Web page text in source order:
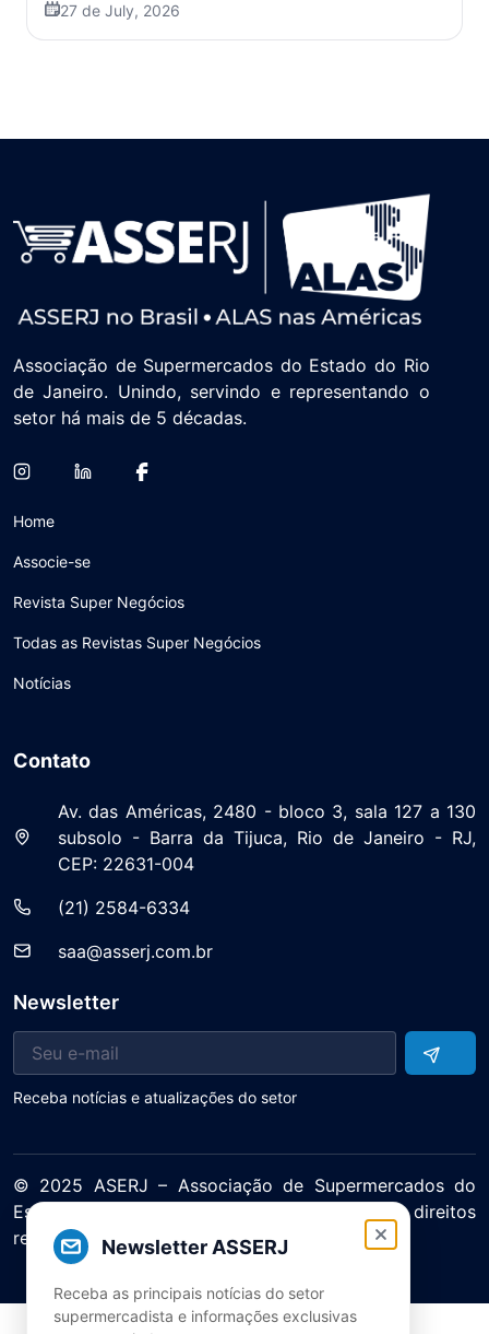
27 de July, 2026
Newsletter ASSERJ
Receba as principais notícias do setor
supermercadista e informações exclusivas
Associação de Supermercados do Estado do Rio
de Janeiro. Unindo, servindo e representando o
setor há mais de 5 décadas.
Home
Associe-se
Revista Super Negócios
Todas as Revistas Super Negócios
Notícias
Contato
Av. das Américas, 2480 - bloco 3, sala 127 a 130
subsolo - Barra da Tijuca, Rio de Janeiro - RJ,
CEP: 22631-004
(21) 2584-6334
saa@asserj.com.br
Newsletter
Receba notícias e atualizações do setor
© 2025 ASERJ – Associação de Supermercados do
Estado do Rio de Janeiro. Todos os direitos
reservados.
Política de Privacidade Termos de Uso